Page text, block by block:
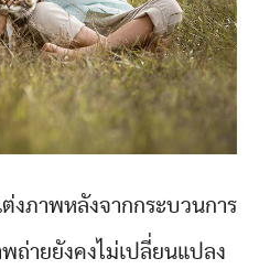
งภาพหลังจากกระบวนการ
ถ่ายยังคงไม่เปลี่ยนแปลง